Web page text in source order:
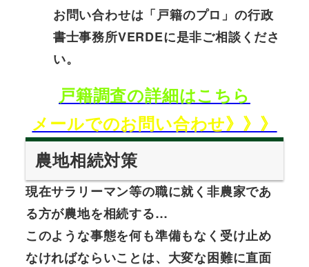
お問い合わせは「戸籍のプロ」の行政
書士事務所VERDEに是非ご相談くださ
い。
戸籍調査の詳細はこちら
メールでのお問い合わせ》》》
農地相続対策
現在サラリーマン等の職に就く非農家であ
る方が農地を相続する…
このような事態を何も準備もなく受け止め
なければならいことは、大変な困難に直面